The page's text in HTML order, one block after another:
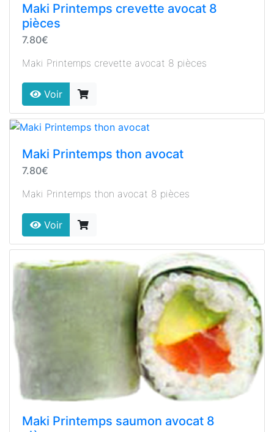
Maki Printemps crevette avocat 8
pièces
7.80€
Maki Printemps crevette avocat 8 pièces
Voir
Maki Printemps thon avocat
7.80€
Maki Printemps thon avocat 8 pièces
Voir
Maki Printemps saumon avocat 8